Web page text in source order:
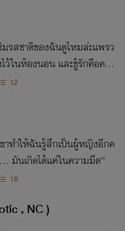
รสชาติของฉันดูไหมล่ะแพรว
ว้ในห้องนอน และชู้รักคือคนข้
างห้อง #NC25+ #ร้อนแรง
12
ขาทำให้ฉันรู้สึกเป็นผู้หญิงอีกค
มันเกิดได้แค่ในความมืด”
18
, NC )